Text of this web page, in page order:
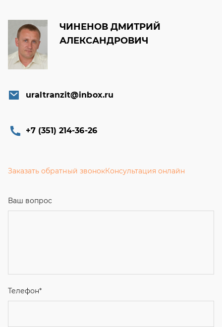
ЧИНЕНОВ ДМИТРИЙ
АЛЕКСАНДРОВИЧ
uraltranzit@inbox.ru
+7 (351) 214-36-26
Заказать обратный звонокКонсультация онлайн
Ваш вопрос